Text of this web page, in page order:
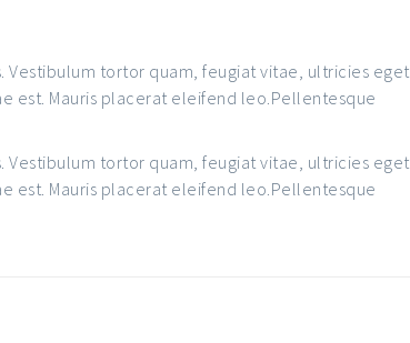
tortor quam, feugiat vitae, ultricies eget,
est. Mauris placerat eleifend leo.Pellentesque
tortor quam, feugiat vitae, ultricies eget,
est. Mauris placerat eleifend leo.Pellentesque